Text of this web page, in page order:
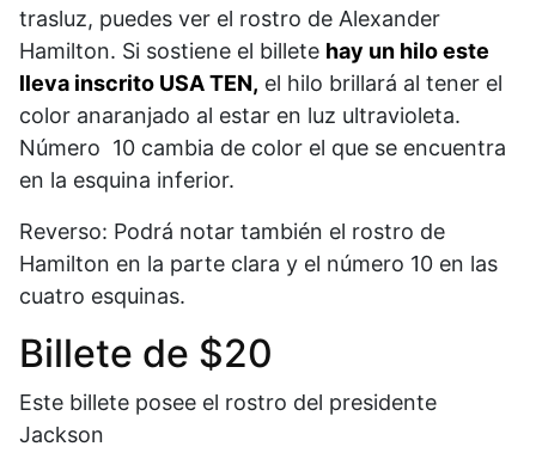
trasluz, puedes ver el rostro de Alexander
Hamilton. Si sostiene el billete hay un hilo este
lleva inscrito USA TEN, el hilo brillará al tener el
color anaranjado al estar en luz ultravioleta.
Número 10 cambia de color el que se encuentra
en la esquina inferior.
Reverso: Podrá notar también el rostro de
Hamilton en la parte clara y el número 10 en las
cuatro esquinas.
Billete de $20
Este billete posee el rostro del presidente
Jackson